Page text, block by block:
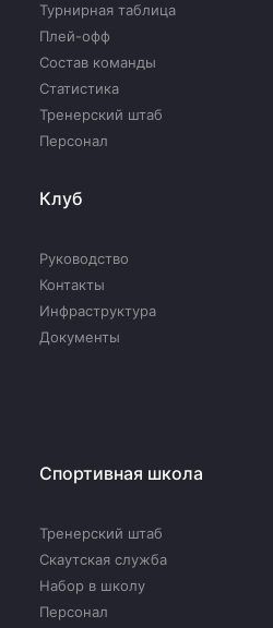
Турнирная таблица
Плей-офф
Состав команды
Статистика
Тренерский штаб
Персонал
Клуб
Руководство
Контакты
Инфраструктура
Документы
Спортивная школа
Тренерский штаб
Скаутская служба
Набор в школу
Персонал